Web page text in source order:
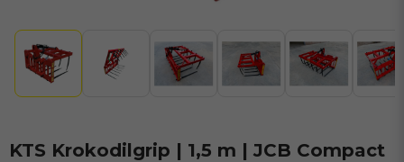
KTS Krokodilgrip | 1,5 m | JCB Compact